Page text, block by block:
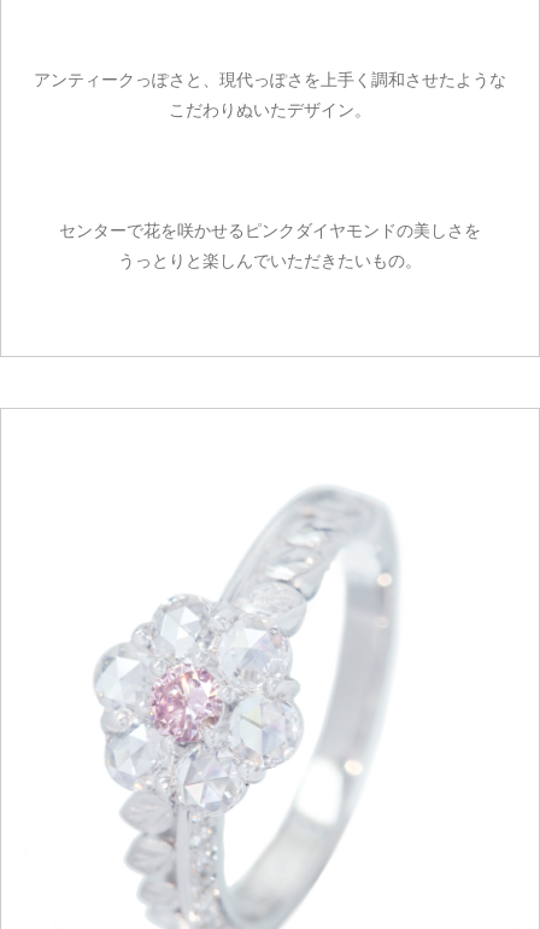
アンティークっぽさと、現代っぽさを上手く調和させたような
こだわりぬいたデザイン。
センターで花を咲かせるピンクダイヤモンドの美しさを
うっとりと楽しんでいただきたいもの。